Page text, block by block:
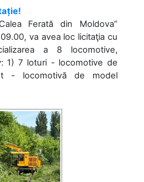
Ferată din Moldova”
va avea loc licitaţia cu
a 8 locomotive,
1) 7 loturi - locomotive de
- locomotivă de model